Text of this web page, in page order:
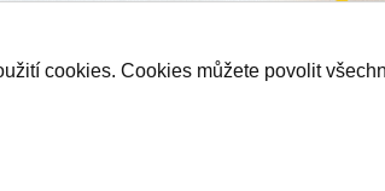
cookies. Cookies můžete povolit